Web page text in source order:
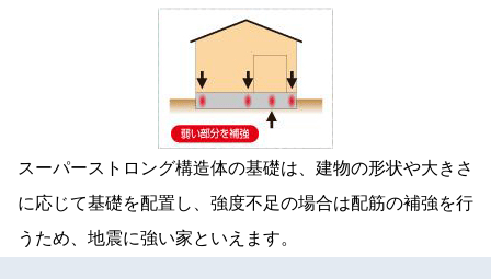
スーパーストロング構造体の基礎は、建物の形状や大きさ
に応じて基礎を配置し、強度不足の場合は配筋の補強を行
うため、地震に強い家といえます。